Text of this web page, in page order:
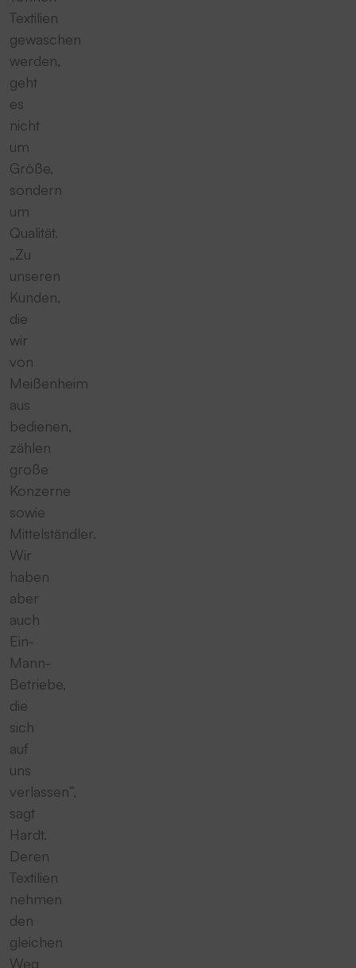
Textilien
gewaschen
werden,
geht
es
nicht
um
Größe,
sondern
um
Qualität.
„Zu
unseren
Kunden,
die
wir
von
Meißenheim
aus
bedienen,
zählen
große
Konzerne
sowie
Mittelständler.
Wir
haben
aber
auch
Ein-
Mann-
Betriebe,
die
sich
auf
uns
verlassen“,
sagt
Hardt.
Deren
Textilien
nehmen
den
gleichen
Weg